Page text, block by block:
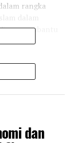
rangka
dalam
membantu
Covid-19.
dan
masjid dan
Jumat
protokol
dan